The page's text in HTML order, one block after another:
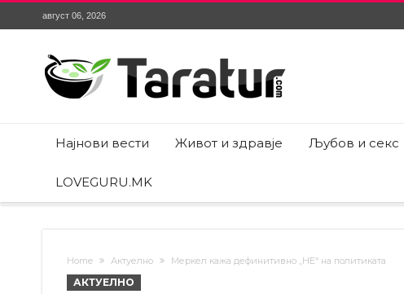
август 06, 2026
Најнови вести Живот и здравје Љубов и секс
LOVEGURU.MK
Home Актуелно Меркел кажа дефинитивно „НЕ“ на политиката
АКТУЕЛНО